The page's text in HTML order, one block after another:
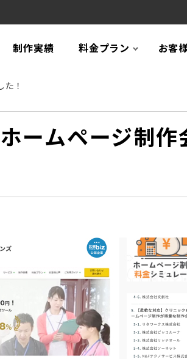
制作実績 料金プラン お客
！
ームページ制